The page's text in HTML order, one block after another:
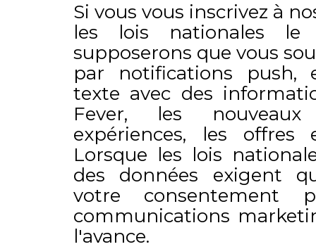
Si vous vous inscrivez à
les lois nationales le
supposerons que vous
par notifications push,
texte avec des
Fever, les
expériences, les offres
Lorsque les lois
des données exigent
votre consentement
communications
l'avance.